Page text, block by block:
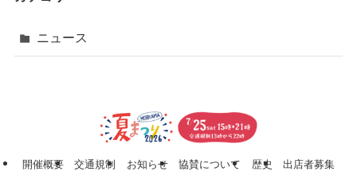
ニュース
開催概要 交通規制 お知らせ 協賛について 歴史 出店者募集